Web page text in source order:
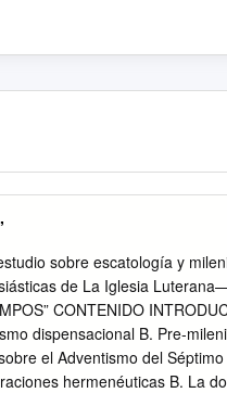
sobre escatología y
de La Iglesia
CONTENIDO
dispensacional B.
el Adventismo del
hermenéuticas B. La